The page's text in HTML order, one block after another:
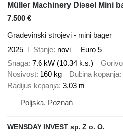
7.500 €
Građevinski strojevi - mini bager
2025
Stanje novi
Euro 5
Snaga 7.6 kW (10.34 k.s.) Gorivo
Nosivost 160 kg Dubina kopanja
Radijus kopanja 3,03 m
Poljska, Poznań
WENSDAY INVEST sp. Z o. O.